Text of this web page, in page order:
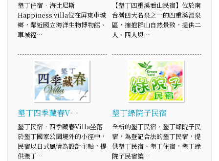
墾丁住宿‧海比尼斯
Happiness villa位在屏東車城
鄉，鄰近國立海洋生物博物館、
車城福…
【墾丁四重溪看山民宿】位於南
台灣四大名泉之一的四重溪溫泉
區，擁抱群山自然景致，提供二
人、四人與…
墾丁四季藏春V…
墾丁民宿‧四季藏春Villa坐落
於墾丁國家公園境外的小徑中，
民宿以日式風情為設計主軸，提
供墾丁…
墾丁綠院子民宿
全新的墾丁民宿．墾丁綠院子民
宿，為登記合法的墾丁民宿，提
供墾丁民宿、墾丁住宿，墾丁綠
院子民宿讓…